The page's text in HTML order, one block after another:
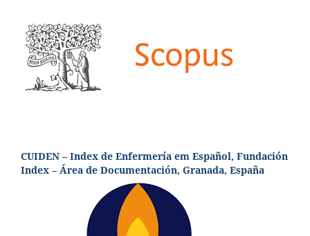
CUIDEN – Index de Enfermería em Español, Fundación
Index – Área de Documentación, Granada, España